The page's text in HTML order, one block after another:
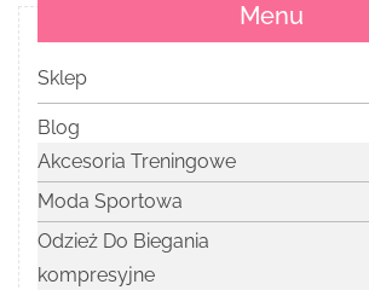
Menu
Sklep
Blog
Akcesoria Treningowe
Moda Sportowa
Odzież Do Biegania
kompresyjne